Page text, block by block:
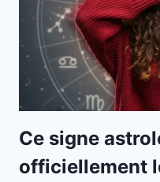
Ce signe
officiellement